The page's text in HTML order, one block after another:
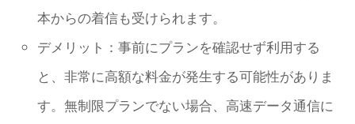
本からの着信も受けられます。
デメリット：事前にプランを確認せず利用する
と、非常に高額な料金が発生する可能性がありま
す。無制限プランでない場合、高速データ通信に